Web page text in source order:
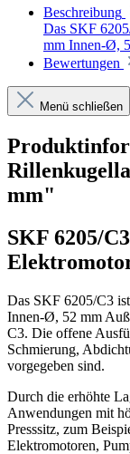
Beschreibung
Das SKF
mm Innen-Ø,
Bewertungen
Menü schließen
mm"
SKF 6205/
Das SKF 6205/C3
Innen-Ø, 52 mm
C3. Die offene
Schmierung,
vorgegeben sind.
Durch die erhöhte
Anwendungen mit
Presssitz, zum
Elektromotoren,